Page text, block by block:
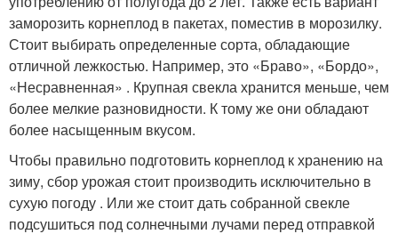
заморозить корнеплод в пакетах, поместив в морозилку.
Стоит выбирать определенные сорта, обладающие
отличной лежкостью. Например, это «Браво», «Бордо»,
«Несравненная» . Крупная свекла хранится меньше, чем
более мелкие разновидности. К тому же они обладают
более насыщенным вкусом.
Чтобы правильно подготовить корнеплод к хранению на
зиму, сбор урожая стоит производить исключительно в
сухую погоду . Или же стоит дать собранной свекле
подсушиться под солнечными лучами перед отправкой